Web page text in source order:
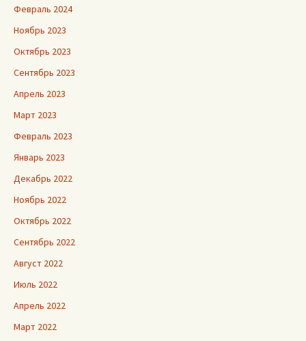
Февраль 2024
Ноябрь 2023
Октябрь 2023
Сентябрь 2023
Апрель 2023
Март 2023
Февраль 2023
Январь 2023
Декабрь 2022
Ноябрь 2022
Октябрь 2022
Сентябрь 2022
Август 2022
Июль 2022
Апрель 2022
Март 2022